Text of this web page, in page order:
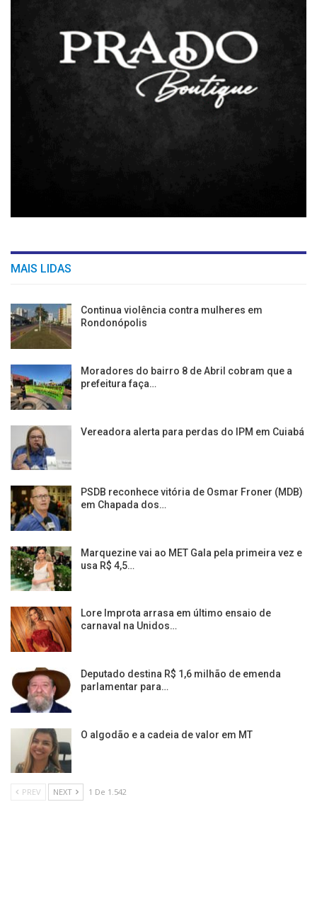
MAIS LIDAS
Continua violência contra mulheres em
Rondonópolis
Moradores do bairro 8 de Abril cobram que a
prefeitura faça…
Vereadora alerta para perdas do IPM em Cuiabá
PSDB reconhece vitória de Osmar Froner (MDB)
em Chapada dos…
Marquezine vai ao MET Gala pela primeira vez e
usa R$ 4,5…
Lore Improta arrasa em último ensaio de
carnaval na Unidos…
Deputado destina R$ 1,6 milhão de emenda
parlamentar para…
O algodão e a cadeia de valor em MT
PREV NEXT 1 De 1.542